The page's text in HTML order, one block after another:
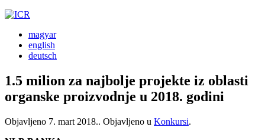
magyar
english
deutsch
1.5 milion za najbolje projekte iz oblasti
organske proizvodnje u 2018. godini
Objavljeno 7. mart 2018.. Objavljeno u Konkursi.